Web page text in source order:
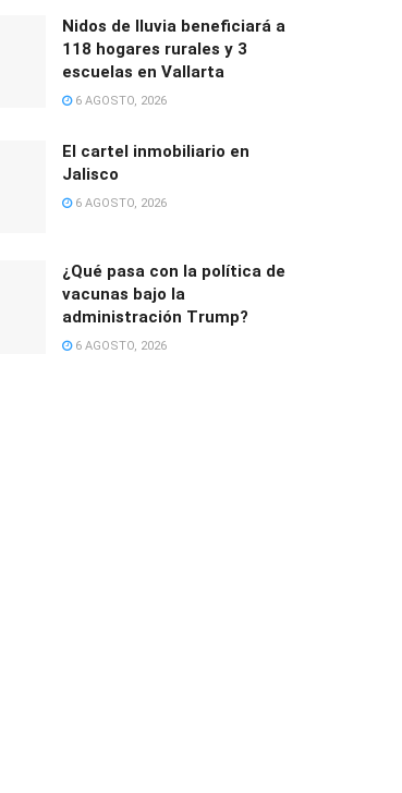
Nidos de lluvia beneficiará a
118 hogares rurales y 3
escuelas en Vallarta
6 AGOSTO, 2026
El cartel inmobiliario en
Jalisco
6 AGOSTO, 2026
¿Qué pasa con la política de
vacunas bajo la
administración Trump?
6 AGOSTO, 2026